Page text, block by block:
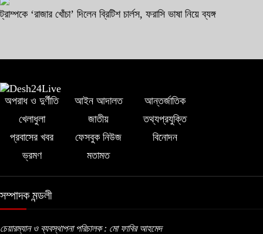
ট্রাম্পকে ‘রাজার খোঁচা’ দিলেন ব্রিটিশ চার্লস, ফরাসি ভাষা নিয়ে ব্যঙ্গ
অপরাধ ও দুর্ণীতি আইন আদালত
আন্তর্জাতিক
খেলাধুলা
জাতীয়
তথ্যপ্রযুক্তি
প্রবাসের খবর
ফেসবুক নিউজ
বিনোদন
ভ্রমণ
মতামত
সম্পাদক মন্ডলী
চেয়ারম্যান ও ব্যবস্থাপনা পরিচালক : মো ফাবির আহমেদ